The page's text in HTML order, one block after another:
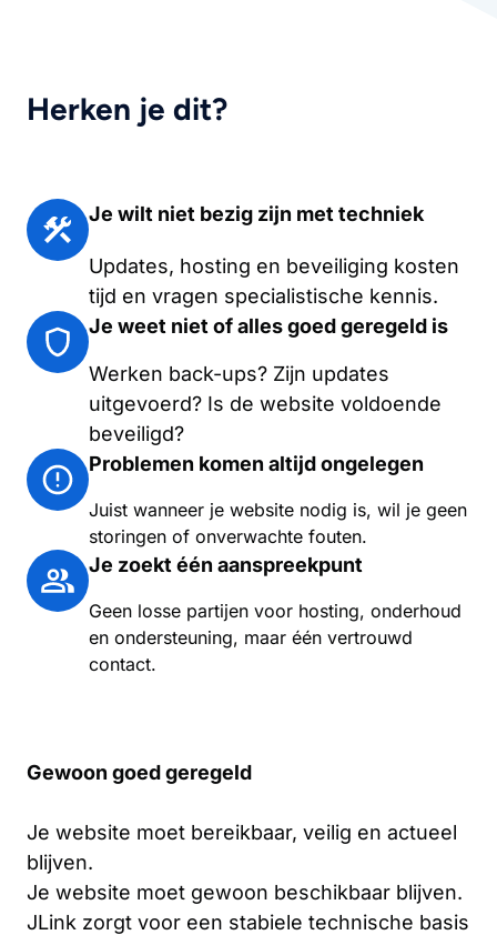
Herken je dit?
Je wilt niet bezig zijn met techniek
Updates, hosting en beveiliging kosten
tijd en vragen specialistische kennis.
Je weet niet of alles goed geregeld is
Werken back-ups? Zijn updates
uitgevoerd? Is de website voldoende
beveiligd?
Problemen komen altijd ongelegen
Juist wanneer je website nodig is, wil je geen
storingen of onverwachte fouten.
Je zoekt één aanspreekpunt
Geen losse partijen voor hosting, onderhoud
en ondersteuning, maar één vertrouwd
contact.
Gewoon goed geregeld
Je website moet bereikbaar, veilig en actueel
blijven.
Je website moet gewoon beschikbaar blijven.
JLink zorgt voor een stabiele technische basis